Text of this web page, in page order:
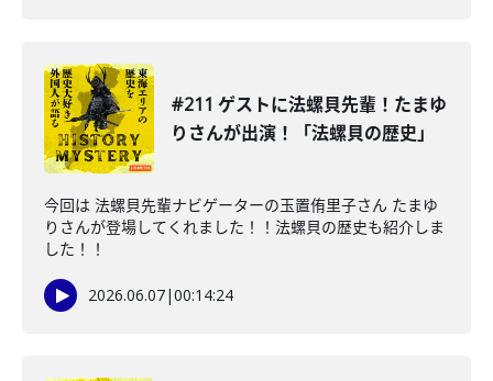
#211 ゲストに法螺貝先輩！たまゆ
りさんが出演！「法螺貝の歴史」
今回は 法螺貝先輩ナビゲーターの玉置侑里子さん たまゆ
りさんが登場してくれました！！法螺貝の歴史も紹介しま
した！！
2026.06.07|00:14:24